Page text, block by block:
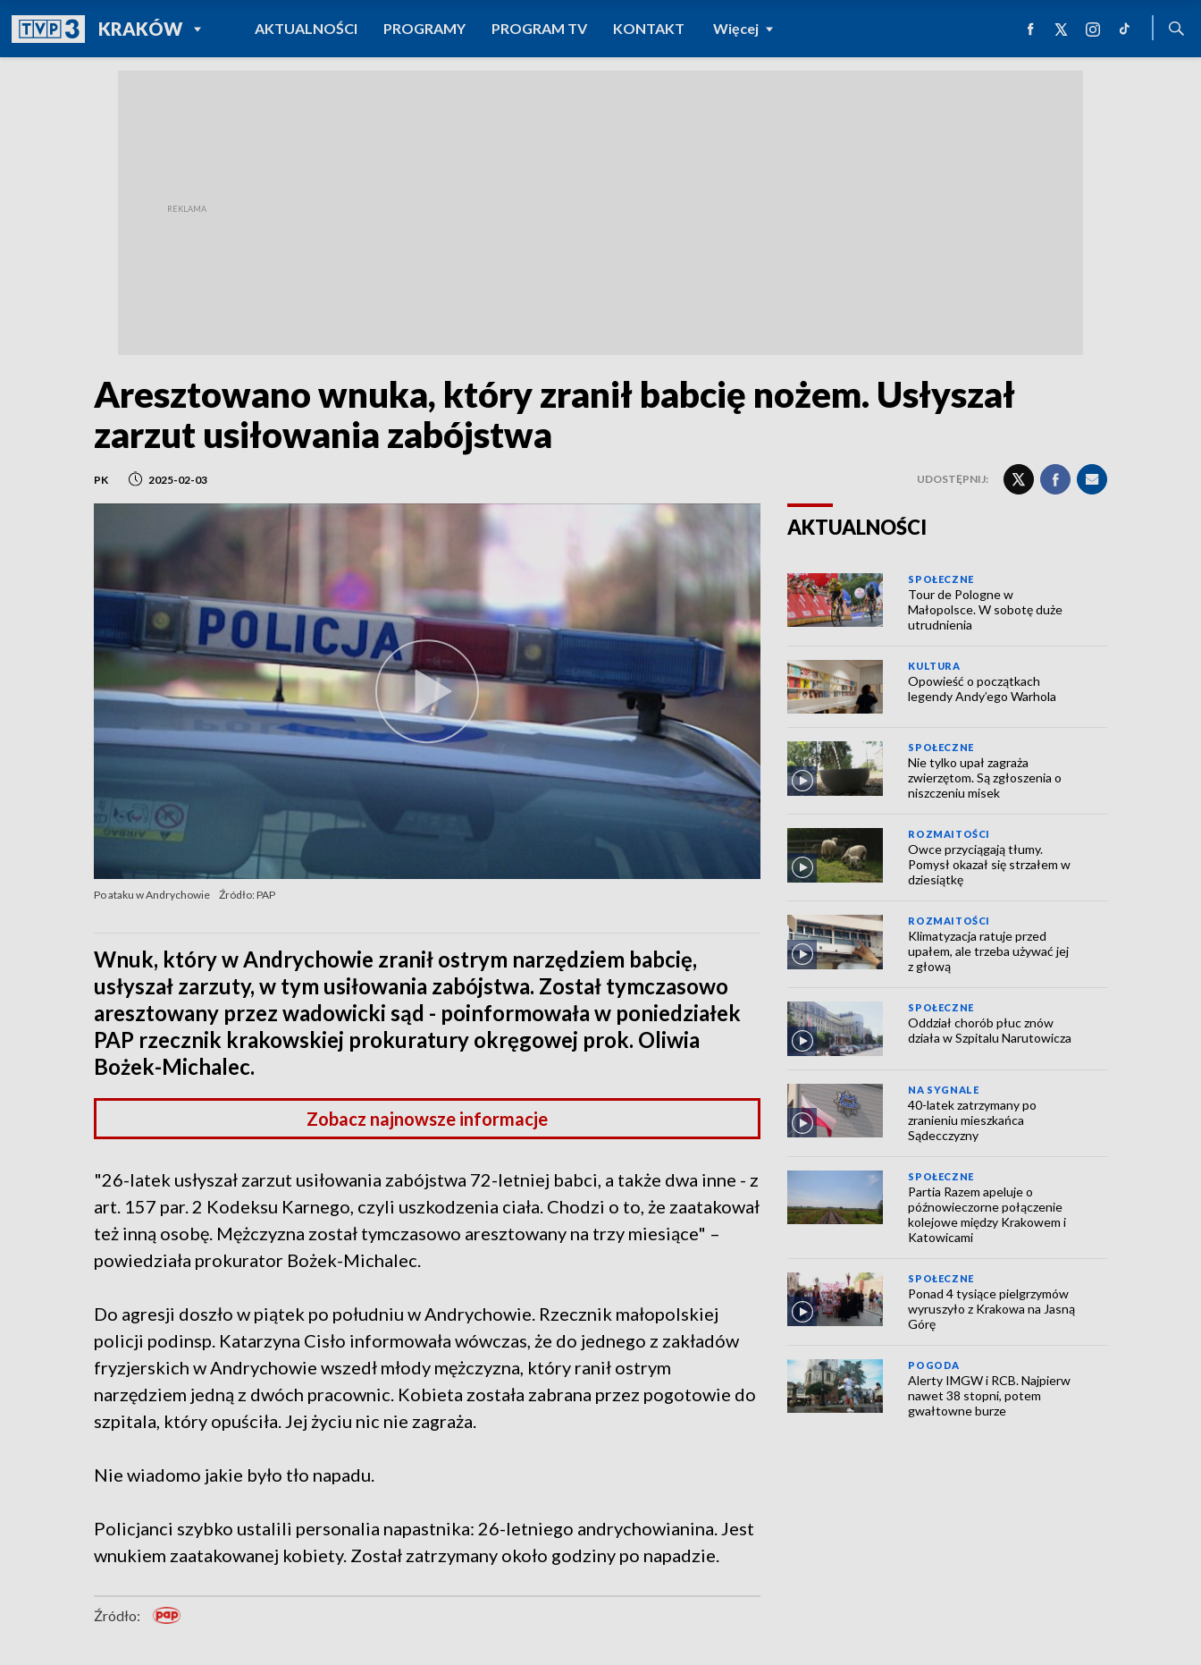
KRAKÓWPOWRÓT DO
TVP REGIONY
AKTUALNOŚCI PROGRAMY PROGRAM TV KONTAKT Więcej
Aresztowano wnuka, który zranił babcię nożem. Usłyszał
zarzut usiłowania zabójstwa
PK 2025-02-03 UDOSTĘPNIJ:
Po ataku w Andrychowie Źródło: PAP
Wnuk, który w Andrychowie zranił ostrym narzędziem babcię,
usłyszał zarzuty, w tym usiłowania zabójstwa. Został tymczasowo
aresztowany przez wadowicki sąd - poinformowała w poniedziałek
PAP rzecznik krakowskiej prokuratury okręgowej prok. Oliwia
Bożek-Michalec.
Zobacz najnowsze informacje
"26-latek usłyszał zarzut usiłowania zabójstwa 72-letniej babci, a także dwa inne - z
art. 157 par. 2 Kodeksu Karnego, czyli uszkodzenia ciała. Chodzi o to, że zaatakował
też inną osobę. Mężczyzna został tymczasowo aresztowany na trzy miesiące" –
powiedziała prokurator Bożek-Michalec.
Do agresji doszło w piątek po południu w Andrychowie. Rzecznik małopolskiej
policji podinsp. Katarzyna Cisło informowała wówczas, że do jednego z zakładów
fryzjerskich w Andrychowie wszedł młody mężczyzna, który ranił ostrym
narzędziem jedną z dwóch pracownic. Kobieta została zabrana przez pogotowie do
szpitala, który opuściła. Jej życiu nic nie zagraża.
Nie wiadomo jakie było tło napadu.
Policjanci szybko ustalili personalia napastnika: 26-letniego andrychowianina. Jest
wnukiem zaatakowanej kobiety. Został zatrzymany około godziny po napadzie.
Źródło:
AKTUALNOŚCI
SPOŁECZNE
Tour de Pologne w
Małopolsce. W sobotę duże
utrudnienia
KULTURA
Opowieść o początkach
legendy Andy’ego Warhola
SPOŁECZNE
Nie tylko upał zagraża
zwierzętom. Są zgłoszenia o
niszczeniu misek
ROZMAITOŚCI
Owce przyciągają tłumy.
Pomysł okazał się strzałem w
dziesiątkę
ROZMAITOŚCI
Klimatyzacja ratuje przed
upałem, ale trzeba używać jej
z głową
SPOŁECZNE
Oddział chorób płuc znów
działa w Szpitalu Narutowicza
NA SYGNALE
40-latek zatrzymany po
zranieniu mieszkańca
Sądecczyzny
SPOŁECZNE
Partia Razem apeluje o
późnowieczorne połączenie
kolejowe między Krakowem i
Katowicami
SPOŁECZNE
Ponad 4 tysiące pielgrzymów
wyruszyło z Krakowa na Jasną
Górę
POGODA
Alerty IMGW i RCB. Najpierw
nawet 38 stopni, potem
gwałtowne burze